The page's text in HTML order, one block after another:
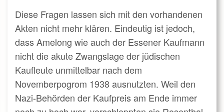
Diese Fragen lassen sich mit den vorhandenen
Akten nicht mehr klären. Eindeutig ist jedoch,
dass Amelong wie auch der Essener Kaufmann
nicht die akute Zwangslage der jüdischen
Kaufleute unmittelbar nach dem
Novemberpogrom 1938 ausnutzten. Weil den
Nazi-Behörden der Kaufpreis am Ende immer